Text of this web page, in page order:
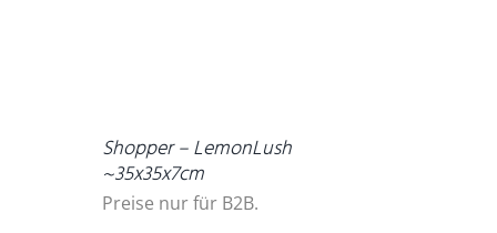
Shopper – LemonLush
~35x35x7cm
Preise nur für B2B.